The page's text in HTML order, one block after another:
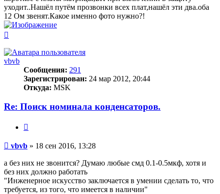
уходит..Нашёл путём прозвонки всех плат,нашёл эти два.оба
12 Ом звенят.Какое именно фото нужно?!
началу
vbvb
Сообщения: 291
Зарегистрирован: 24 мар 2012, 20:44
Откуда: MSK
Re: Поиск номинала конденсаторов.
Сообщение
vbvb » 18 сен 2016, 13:28
а без них не звонится? Думаю любые смд 0.1-0.5мкф, хотя и
без них должно работать
"Инженерное искусство заключается в умении сделать то, что
требуется, из того, что имеется в наличии"